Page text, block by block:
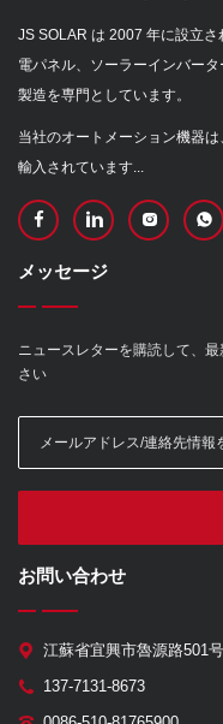
JS SOLAR は 2007 年に設立
電パネル、ソーラーインバー
製造を専門としています。
当社のオートメーション機器
輸入されています...
メッセージ
ニュースレターを購読して、
さい
お問い合わせ
江蘇省宜興市魯源路501号
137-7131-8673